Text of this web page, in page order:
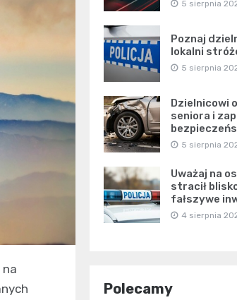
5 sierpnia
Poznaj
lokalni
5 sierpnia
Dzielnicowi
seniora i
5 sierpnia
Uważaj na
stracił
fałszywe
4 sierpnia
Polecamy